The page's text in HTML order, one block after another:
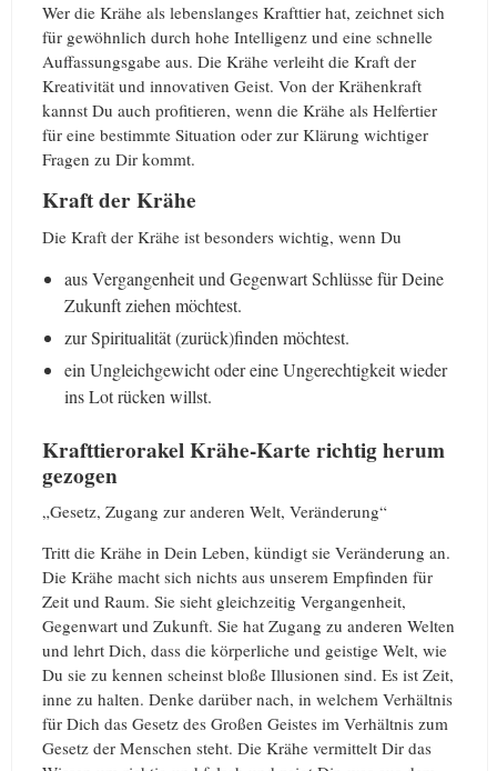
Wer die Krähe als lebenslanges Krafttier hat, zeichnet sich
für gewöhnlich durch hohe Intelligenz und eine schnelle
Auffassungsgabe aus. Die Krähe verleiht die Kraft der
Kreativität und innovativen Geist. Von der Krähenkraft
kannst Du auch profitieren, wenn die Krähe als Helfertier
für eine bestimmte Situation oder zur Klärung wichtiger
Fragen zu Dir kommt.
Kraft der Krähe
Die Kraft der Krähe ist besonders wichtig, wenn Du
aus Vergangenheit und Gegenwart Schlüsse für Deine
Zukunft ziehen möchtest.
zur Spiritualität (zurück)finden möchtest.
ein Ungleichgewicht oder eine Ungerechtigkeit wieder
ins Lot rücken willst.
Krafttierorakel Krähe-Karte richtig herum
gezogen
„Gesetz, Zugang zur anderen Welt, Veränderung“
Tritt die Krähe in Dein Leben, kündigt sie Veränderung an.
Die Krähe macht sich nichts aus unserem Empfinden für
Zeit und Raum. Sie sieht gleichzeitig Vergangenheit,
Gegenwart und Zukunft. Sie hat Zugang zu anderen Welten
und lehrt Dich, dass die körperliche und geistige Welt, wie
Du sie zu kennen scheinst bloße Illusionen sind. Es ist Zeit,
inne zu halten. Denke darüber nach, in welchem Verhältnis
für Dich das Gesetz des Großen Geistes im Verhältnis zum
Gesetz der Menschen steht. Die Krähe vermittelt Dir das